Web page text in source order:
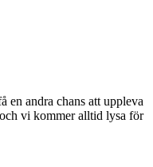
en andra chans att uppleva
vi kommer alltid lysa för